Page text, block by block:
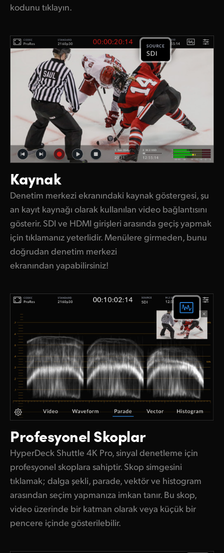
kodunu tıklayın.
Kaynak
Denetim merkezi ekranındaki kaynak göstergesi, şu
an kayıt kaynağı olarak kullanılan video bağlantısını
gösterir. SDI ve HDMI girişleri arasında geçiş yapmak
için tıklamanız yeterlidir. Menülere girmeden, bunu
doğrudan denetim merkezi
ekranından yapabilirsiniz!
Profesyonel Skoplar
HyperDeck Shuttle 4K Pro, sinyal denetleme için
profesyonel skoplara sahiptir. Skop simgesini
tıklamak; dalga şekli, parade, vektör ve histogram
arasından seçim yapmanıza imkan tanır. Bu skop,
video üzerinde bir katman olarak veya küçük bir
pencere içinde gösterilebilir.